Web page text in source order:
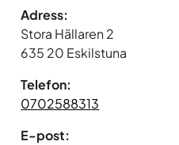
Adress:
Stora Hällaren 2
635 20 Eskilstuna
Telefon:
0702588313
E-post: